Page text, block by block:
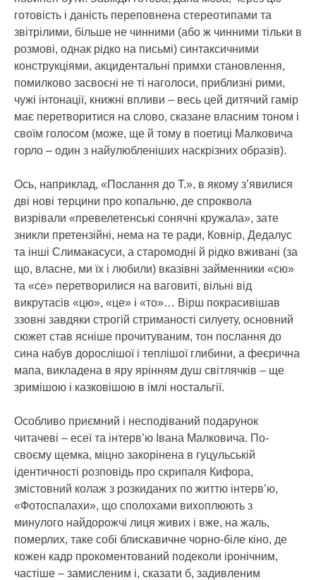
готовість і даність переповнена стереотипами та
звітрілими, більше не чинними (або ж чинними тільки в
розмові, однак рідко на письмі) синтаксичними
конструкціями, акцидентальні примхи становлення,
помилково засвоєні не ті наголоси, приблизні рими,
чужі інтонації, книжні впливи – весь цей дитячий гамір
має перетворитися на слово, сказане власним тоном і
своїм голосом (може, ще й тому в поетиці Малковича
горло – один з найулюбленіших наскрізних образів).
Ось, наприклад, «Послання до Т.», в якому з’явилися
дві нові терцини про копальню, де спроквола
визрівали «превелетенські сонячні кружала», зате
зникли претензійні, нема на те ради, Ковнір, Дедалус
та інші Слимакасуси, а старомодні й рідко вживані (за
що, власне, ми їх і любили) вказівні займенники «сю»
та «се» перетворилися на ваговиті, вільні від
викрутасів «цю», «це» і «то»… Вірш покрасивішав
ззовні завдяки строгій стриманості силуету, основний
сюжет став ясніше прочитуваним, тон послання до
сина набув дорослішої і теплішої глибини, а феєрична
мапа, викладена в яру ярінням душ світлячків – ще
зримішою і казковішою в імлі ностальгії.
Особливо приємний і несподіваний подарунок
читачеві – есеї та інтерв’ю Івана Малковича. По-
своєму щемка, міцно закорінена в гуцульській
ідентичності розповідь про скрипаля Кифора,
змістовний колаж з розкиданих по життю інтерв’ю,
«Фотоспалахи», що сполохами вихоплюють з
минулого найдорожчі лиця живих і вже, на жаль,
померлих, таке собі блискавичне чорно-біле кіно, де
кожен кадр прокоментований подеколи іронічним,
частіше – замисленим і, сказати б, задивленим